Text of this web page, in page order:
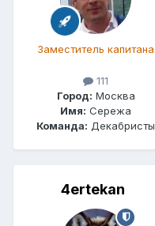
Заместитель капитана
111
Город: Москва
Имя: Сережа
Команда: Декабристы
4ertekan